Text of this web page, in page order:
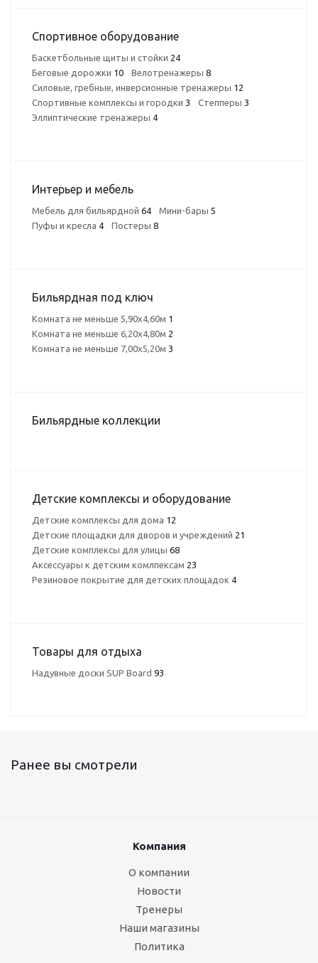
Спортивное оборудование
Баскетбольные щиты и стойки 24
Беговые дорожки 10 Велотренажеры 8
Силовые, гребные, инверсионные тренажеры 12
Спортивные комплексы и городки 3 Степперы 3
Эллиптические тренажеры 4
Интерьер и мебель
Мебель для бильярдной 64 Мини-бары 5
Пуфы и кресла 4 Постеры 8
Бильярдная под ключ
Комната не меньше 5,90х4,60м 1
Комната не меньше 6,20х4,80м 2
Комната не меньше 7,00х5,20м 3
Бильярдные коллекции
Детские комплексы и оборудование
Детские комплексы для дома 12
Детские площадки для дворов и учреждений 21
Детские комплексы для улицы 68
Аксессуары к детским комлпексам 23
Резиновое покрытие для детских площадок 4
Товары для отдыха
Надувные доски SUP Board 93
Ранее вы смотрели
Компания
О компании
Новости
Тренеры
Наши магазины
Политика